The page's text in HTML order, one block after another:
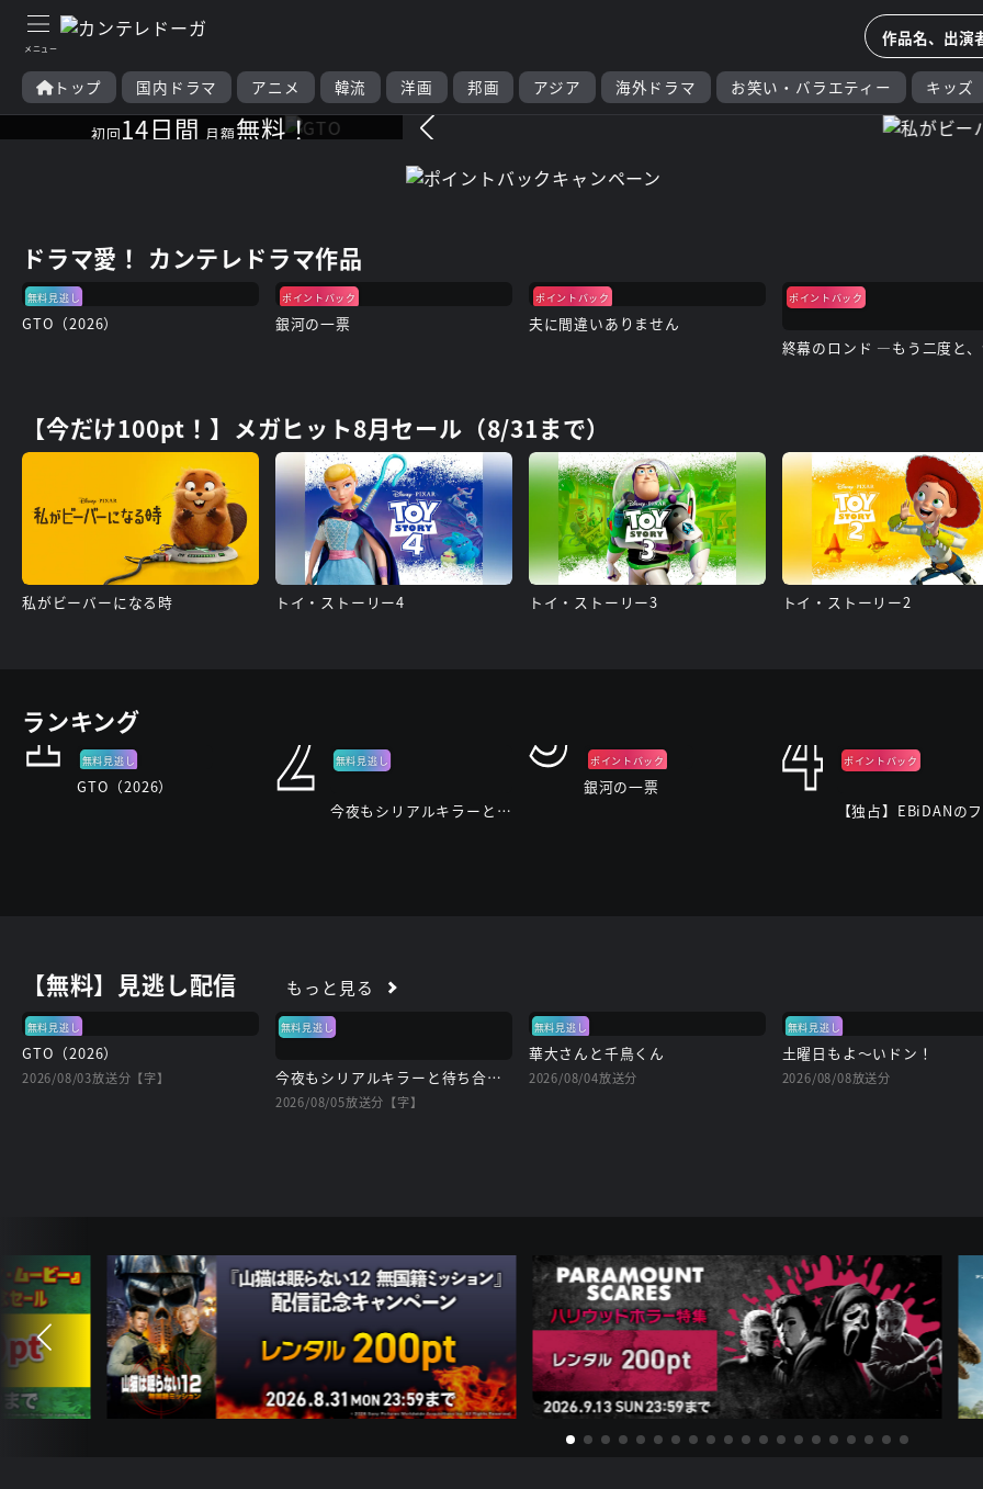
トップ 国内ドラマ アニメ 韓流 洋画 邦画 アジア 海外ドラマ お笑い・バラエティー キッズ
ドラマも映画も
ドーガ愛、無限大∞
初回14日間 月額無料！
ドラマ愛！ カンテレドラマ作品
無料見逃し
GTO（2026）
ポイントバック
銀河の一票
ポイントバック
夫に間違いありません
ポイントバック
【今だけ100pt！】メガヒット8月セール（8/31まで）
私がビーバーになる時 トイ・ストーリー4 トイ・ストーリー3 トイ・ストーリー2
ランキング
1 無料見逃し
GTO（2026） 2 無料見逃し
今夜もシリアルキラーと待ち合わせ
3 ポイントバック
銀河の一票 4 ポイントバック
【無料】見逃し配信 もっと見る
無料見逃し
GTO（2026）
2026/08/03放送分【字】
無料見逃し
今夜もシリアルキラーと待ち合わせ
2026/08/05放送分【字】
無料見逃し
華大さんと千鳥くん
2026/08/04放送分
無料見逃し
土曜日もよ～いドン！
2026/08/08放送分